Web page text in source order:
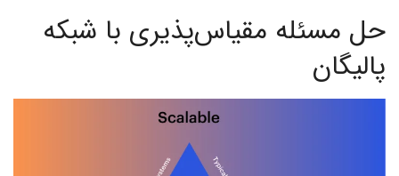
حل مسئله مقیاس‌پذیری با شبکه
پالیگان